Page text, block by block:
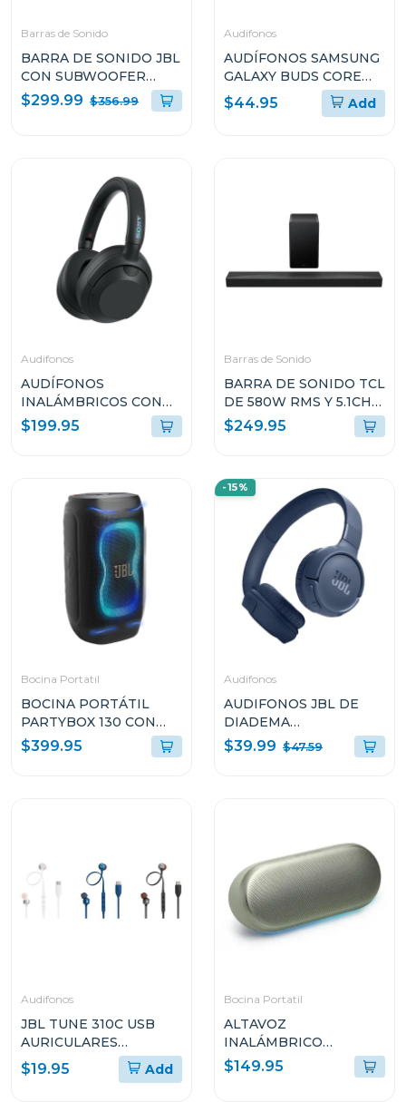
Barras de Sonido
BARRA DE SONIDO JBL
CON SUBWOOFER
INALAMBRICO DOLBY
ATMOS SB595BLKC
$299.99 $356.99
Audifonos
AUDÍFONOS SAMSUNG
GALAXY BUDS CORE
SMR410N
$44.95 Add
Audifonos
AUDÍFONOS
INALÁMBRICOS CON
CANCELACIÓN DE
RUIDO ULT WEAR
$199.95
Barras de Sonido
BARRA DE SONIDO TCL
DE 580W RMS Y 5.1CH
CON DOLBY ATMOS
Q65
$249.95
Bocina Portatil
BOCINA PORTÁTIL
PARTYBOX 130 CON
200W Y RESISTENTE A
SALPICADURAS
$399.95
-15%
Audifonos
AUDIFONOS JBL DE
DIADEMA
INALÁMBRICOS TUNE
520 AZUL
$39.99 $47.59
Audifonos
JBL TUNE 310C USB
AURICULARES
INTRAAURALES CON
CABLE
$19.95 Add
Bocina Portatil
ALTAVOZ
INALÁMBRICO
HARMAN KARDON
LUNA2 CON
$149.95